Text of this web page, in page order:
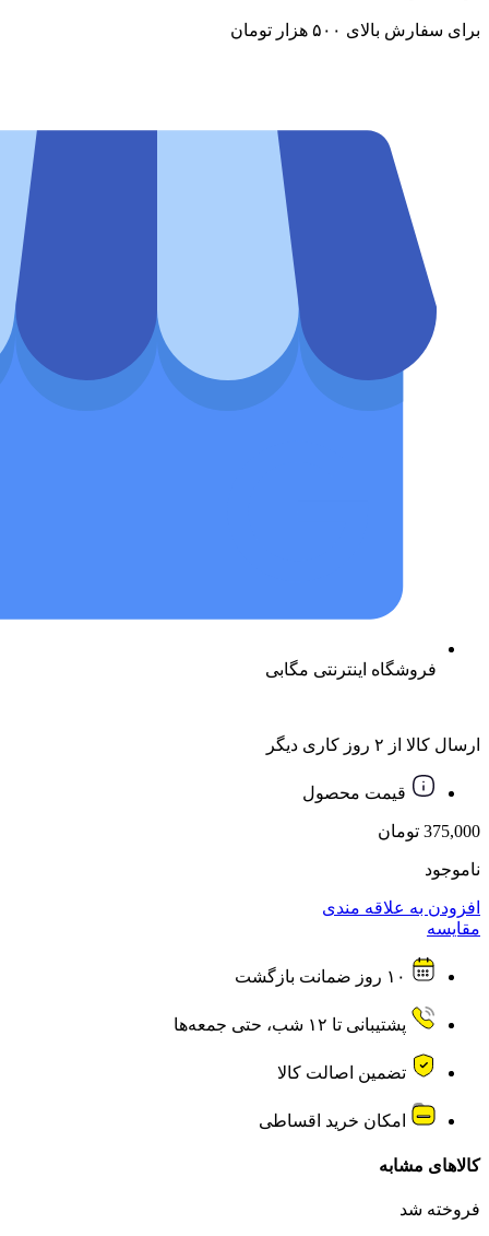
برای سفارش‌ بالای ۵۰۰ هزار تومان
فروشگاه اینترنتی مگابی
ارسال کالا از ۲ روز کاری دیگر
قیمت محصول
375,000 تومان
ناموجود
افزودن به علاقه مندی
مقایسه
۱۰ روز ضمانت بازگشت
پشتیبانی تا ۱۲ شب، حتی جمعه‌ها
تضمین اصالت کالا
امکان خرید اقساطی
کالاهای مشابه
فروخته شد